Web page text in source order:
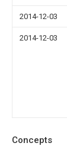
2014-12-03
2014-12-03
Concepts